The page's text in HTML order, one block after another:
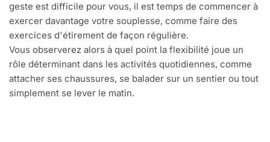
geste est difficile pour vous, il est temps de commencer à
exercer davantage votre souplesse, comme faire des
exercices d'étirement de façon régulière.
Vous observerez alors à quel point la flexibilité joue un
rôle déterminant dans les activités quotidiennes, comme
attacher ses chaussures, se balader sur un sentier ou tout
simplement se lever le matin.